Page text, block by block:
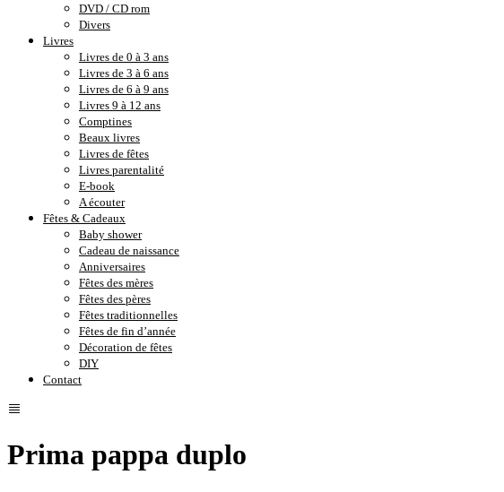
DVD / CD rom
Divers
Livres
Livres de 0 à 3 ans
Livres de 3 à 6 ans
Livres de 6 à 9 ans
Livres 9 à 12 ans
Comptines
Beaux livres
Livres de fêtes
Livres parentalité
E-book
A écouter
Fêtes & Cadeaux
Baby shower
Cadeau de naissance
Anniversaires
Fêtes des mères
Fêtes des pères
Fêtes traditionnelles
Fêtes de fin d’année
Décoration de fêtes
DIY
Contact
Prima pappa duplo